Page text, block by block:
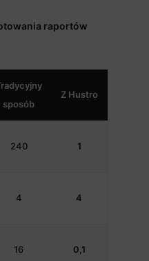
raportów
sposób
Z Hustro
240 1
4 4
16 0,1